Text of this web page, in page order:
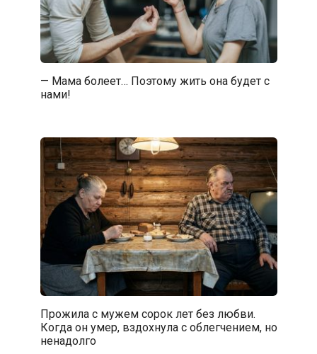
— Мама болеет… Поэтому жить она будет с
нами!
Прожила с мужем сорок лет без любви.
Когда он умер, вздохнула с облегчением, но
ненадолго